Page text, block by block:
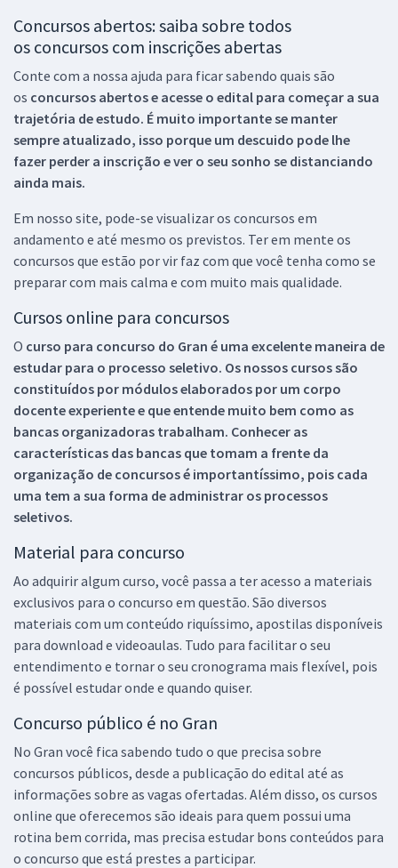
Concursos abertos: saiba sobre todos
os concursos com inscrições abertas
Conte com a nossa ajuda para ficar sabendo quais são
os concursos abertos e acesse o edital para começar a sua
trajetória de estudo. É muito importante se manter
sempre atualizado, isso porque um descuido pode lhe
fazer perder a inscrição e ver o seu sonho se distanciando
ainda mais.
Em nosso site, pode-se visualizar os concursos em
andamento e até mesmo os previstos. Ter em mente os
concursos que estão por vir faz com que você tenha como se
preparar com mais calma e com muito mais qualidade.
Cursos online para concursos
O curso para concurso do Gran é uma excelente maneira de
estudar para o processo seletivo. Os nossos cursos são
constituídos por módulos elaborados por um corpo
docente experiente e que entende muito bem como as
bancas organizadoras trabalham. Conhecer as
características das bancas que tomam a frente da
organização de concursos é importantíssimo, pois cada
uma tem a sua forma de administrar os processos
seletivos.
Material para concurso
Ao adquirir algum curso, você passa a ter acesso a materiais
exclusivos para o concurso em questão. São diversos
materiais com um conteúdo riquíssimo, apostilas disponíveis
para download e videoaulas. Tudo para facilitar o seu
entendimento e tornar o seu cronograma mais flexível, pois
é possível estudar onde e quando quiser.
Concurso público é no Gran
No Gran você fica sabendo tudo o que precisa sobre
concursos públicos, desde a publicação do edital até as
informações sobre as vagas ofertadas. Além disso, os cursos
online que oferecemos são ideais para quem possui uma
rotina bem corrida, mas precisa estudar bons conteúdos para
o concurso que está prestes a participar.